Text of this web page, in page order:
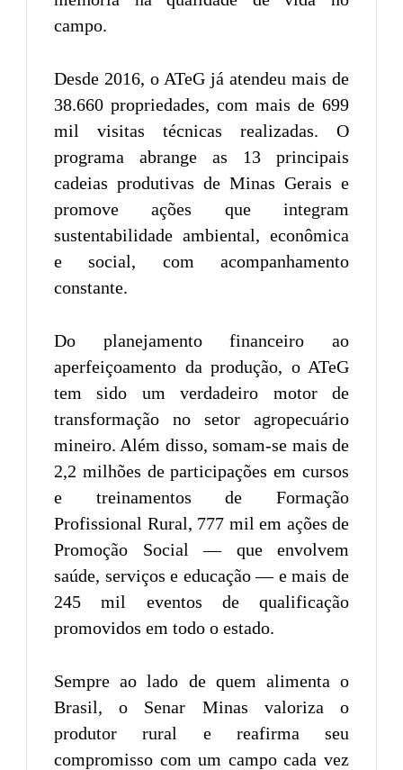
campo.
Desde 2016, o ATeG já atendeu mais de
38.660 propriedades, com mais de 699
mil visitas técnicas realizadas. O
programa abrange as 13 principais
cadeias produtivas de Minas Gerais e
promove ações que integram
sustentabilidade ambiental, econômica
e social, com acompanhamento
constante.
Do planejamento financeiro ao
aperfeiçoamento da produção, o ATeG
tem sido um verdadeiro motor de
transformação no setor agropecuário
mineiro. Além disso, somam-se mais de
2,2 milhões de participações em cursos
e treinamentos de Formação
Profissional Rural, 777 mil em ações de
Promoção Social — que envolvem
saúde, serviços e educação — e mais de
245 mil eventos de qualificação
promovidos em todo o estado.
Sempre ao lado de quem alimenta o
Brasil, o Senar Minas valoriza o
produtor rural e reafirma seu
compromisso com um campo cada vez